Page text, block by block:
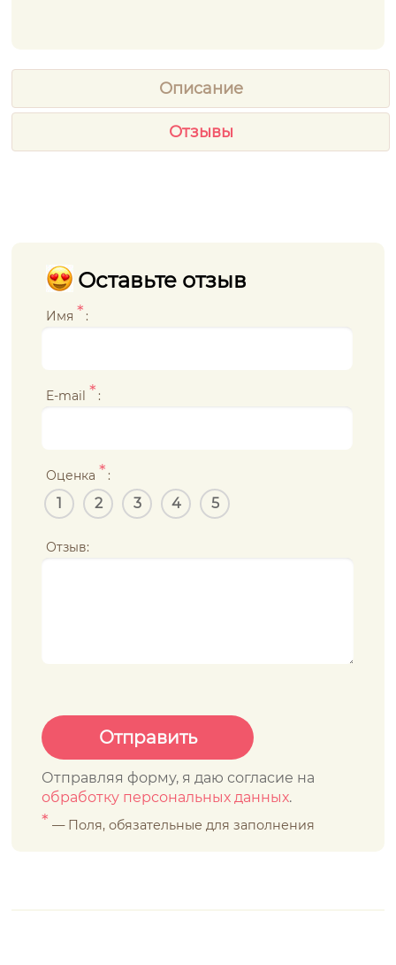
Описание
Отзывы
Оставьте отзыв
Имя * :
E-mail * :
Оценка * :
1 2 3 4 5
Отзыв:
Отправляя форму, я даю согласие на
обработку персональных данных.
* — Поля, обязательные для заполнения